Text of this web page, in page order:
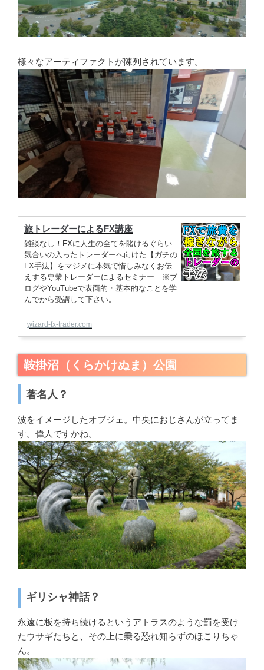
様々なアーティファクトが陳列されています。
旅トレーダーによるFX講座
雑談なし！FXに人生の全てを賭けるぐらい
気合いの入ったトレーダーへ向けた【ガチの
FX手法】をマジメに本気で惜しみなくお伝
えする専業トレーダーによるセミナー ※ブ
ログやYouTubeで表面的・基本的なことを学
んでから受講して下さい。
wizard-fx-trader.com
鞍掛沼（くらかけぬま）公園
著名人？
波をイメージしたオブジェ。中央におじさんが立ってま
す。偉人ですかね。
ギリシャ神話？
永遠に板を持ち続けるというアトラスのような罰を受け
たウサギたちと、その上に乗る恐れ知らずのほこりちゃ
ん。